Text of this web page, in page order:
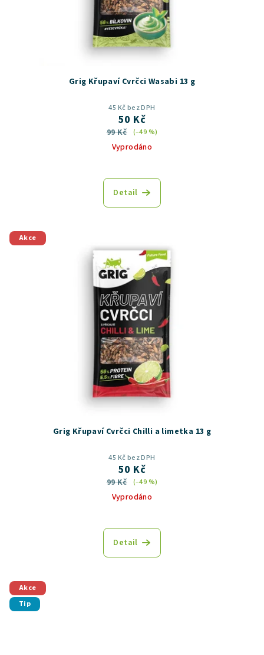
Grig Křupaví Cvrčci Wasabi 13 g
45 Kč bez DPH
50 Kč
99 Kč (–49 %)
Vyprodáno
Detail
Akce
Grig Křupaví Cvrčci Chilli a limetka 13 g
45 Kč bez DPH
50 Kč
99 Kč (–49 %)
Vyprodáno
Detail
Akce
Tip